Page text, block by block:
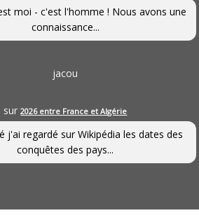
moi - c'est l'homme ! Nous avons une
connaissance...
jacou
sur2026 entre France et Algérie
j'ai regardé sur Wikipédia les dates des
conquêtes des pays...